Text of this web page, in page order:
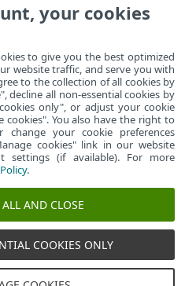
3. Διαμορφώστε
Επαληθεύστε
Τέλος.
5. Κάντε κλικ
πελάτη ή
your cookies
to give you the best optimized
website traffic, and serve you with
to the collection of all cookies by
decline all non-essential cookies by
only", or adjust your cookie
cookies". You also have the right to
your cookie preferences
cookies" link in our website
(if available). For more
.
ALL AND CLOSE
COOKIES ONLY